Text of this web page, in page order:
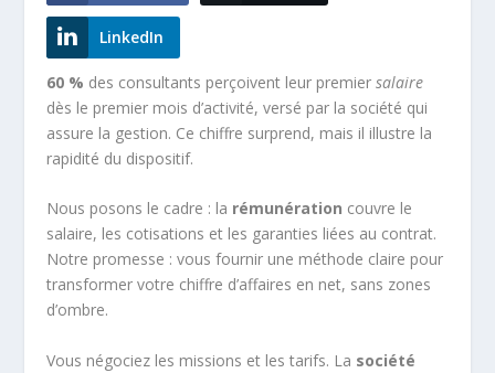
LinkedIn
60 % des consultants perçoivent leur premiersalaire
dès le premier mois d’activité, versé par la société qui
assure la gestion. Ce chiffre surprend, mais il illustre la
rapidité du dispositif.
Nous posons le cadre : la rémunération couvre le
salaire, les cotisations et les garanties liées au contrat.
Notre promesse : vous fournir une méthode claire pour
transformer votre chiffre d’affaires en net, sans zones
d’ombre.
Vous négociez les missions et les tarifs. La société